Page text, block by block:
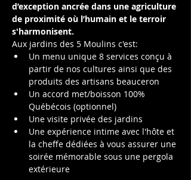
d’exception ancrée dans une agriculture
de proximité où l’humain et le terroir
s'harmonisent.
Aux jardins des 5 Moulins c'est:
Un menu unique 8 services conçu à
partir de nos cultures ainsi que des
produits des artisans beauceron
Un accord met/boisson 100%
Québécois (optionnel)
Une visite privée des jardins
Une expérience intime avec l'hôte et
la cheffe dédiées à vous assurer une
soirée mémorable sous une pergola
extérieure